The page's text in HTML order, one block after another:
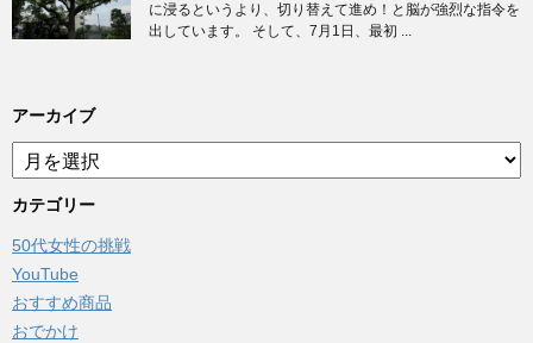
に浸るというより、切り替えて進め！と脳が強烈な指令を
出しています。 そして、7月1日、最初 ...
アーカイブ
ア
ー
カ
ブ
カテゴリー
50代女性の挑戦
YouTube
おすすめ商品
おでかけ